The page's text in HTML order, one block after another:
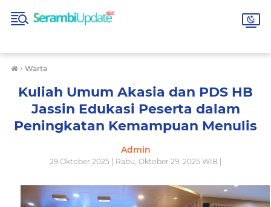
› Warta
Kuliah Umum Akasia dan PDS HB
Jassin Edukasi Peserta dalam
Peningkatan Kemampuan Menulis
Admin
29 Oktober 2025 | Rabu, Oktober 29, 2025 WIB |